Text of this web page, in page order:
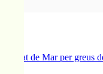
de Mar per greus